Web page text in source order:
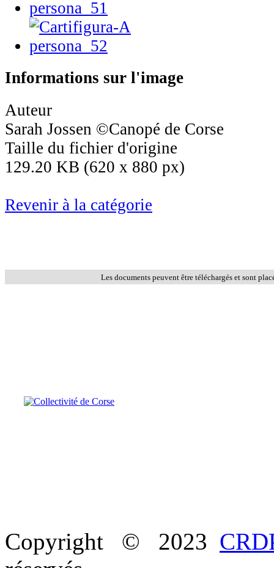
Informations sur l'image
Auteur
Sarah Jossen ©Canopé de Corse
Taille du fichier d'origine
129.20 KB (620 x 880 px)
Revenir à la catégorie
Les documents peuvent être téléchargés et sont
Copyright © 2023